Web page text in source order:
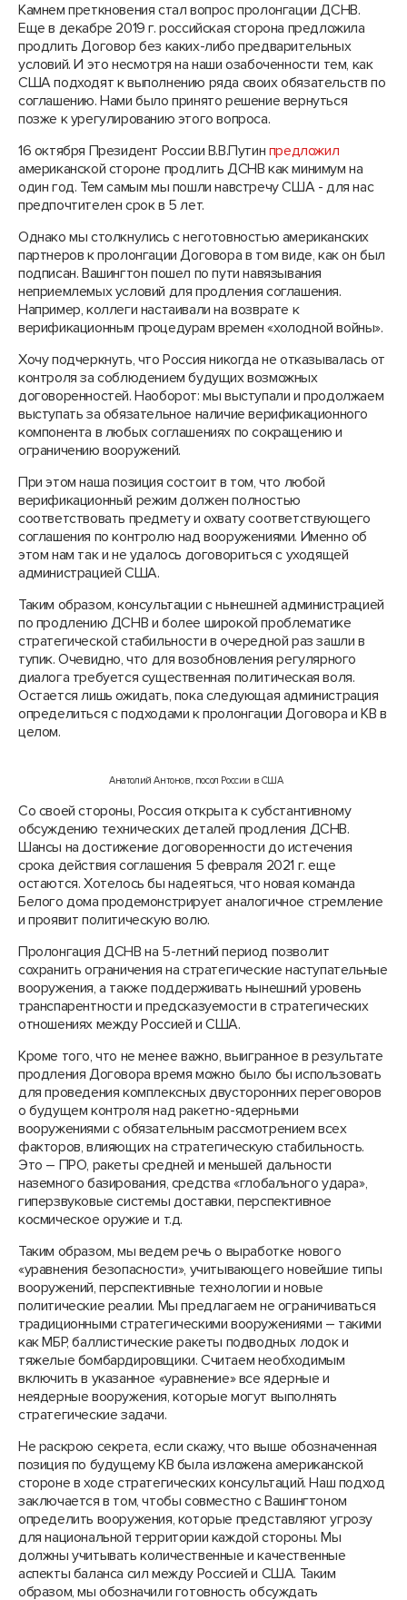
Камнем преткновения стал вопрос пролонгации ДСНВ.
Еще в декабре 2019 г. российская сторона предложила
продлить Договор без каких-либо предварительных
условий. И это несмотря на наши озабоченности тем, как
США подходят к выполнению ряда своих обязательств по
соглашению. Нами было принято решение вернуться
позже к урегулированию этого вопроса.
16 октября Президент России В.В.Путин предложил
американской стороне продлить ДСНВ как минимум на
один год. Тем самым мы пошли навстречу США - для нас
предпочтителен срок в 5 лет.
Однако мы столкнулись с неготовностью американских
партнеров к пролонгации Договора в том виде, как он был
подписан. Вашингтон пошел по пути навязывания
неприемлемых условий для продления соглашения.
Например, коллеги настаивали на возврате к
верификационным процедурам времен «холодной войны».
Хочу подчеркнуть, что Россия никогда не отказывалась от
контроля за соблюдением будущих возможных
договоренностей. Наоборот: мы выступали и продолжаем
выступать за обязательное наличие верификационного
компонента в любых соглашениях по сокращению и
ограничению вооружений.
При этом наша позиция состоит в том, что любой
верификационный режим должен полностью
соответствовать предмету и охвату соответствующего
соглашения по контролю над вооружениями. Именно об
этом нам так и не удалось договориться с уходящей
администрацией США.
Таким образом, консультации с нынешней администрацией
по продлению ДСНВ и более широкой проблематике
стратегической стабильности в очередной раз зашли в
тупик. Очевидно, что для возобновления регулярного
диалога требуется существенная политическая воля.
Остается лишь ожидать, пока следующая администрация
определиться с подходами к пролонгации Договора и КВ в
целом.
Анатолий Антонов, посол России в США
Со своей стороны, Россия открыта к субстантивному
обсуждению технических деталей продления ДСНВ.
Шансы на достижение договоренности до истечения
срока действия соглашения 5 февраля 2021 г. еще
остаются. Хотелось бы надеяться, что новая команда
Белого дома продемонстрирует аналогичное стремление
и проявит политическую волю.
Пролонгация ДСНВ на 5-летний период позволит
сохранить ограничения на стратегические наступательные
вооружения, а также поддерживать нынешний уровень
транспарентности и предсказуемости в стратегических
отношениях между Россией и США.
Кроме того, что не менее важно, выигранное в результате
продления Договора время можно было бы использовать
для проведения комплексных двусторонних переговоров
о будущем контроля над ракетно-ядерными
вооружениями с обязательным рассмотрением всех
факторов, влияющих на стратегическую стабильность.
Это – ПРО, ракеты средней и меньшей дальности
наземного базирования, средства «глобального удара»,
гиперзвуковые системы доставки, перспективное
космическое оружие и т.д.
Таким образом, мы ведем речь о выработке нового
«уравнения безопасности», учитывающего новейшие типы
вооружений, перспективные технологии и новые
политические реалии. Мы предлагаем не ограничиваться
традиционными стратегическими вооружениями – такими
как МБР, баллистические ракеты подводных лодок и
тяжелые бомбардировщики. Считаем необходимым
включить в указанное «уравнение» все ядерные и
неядерные вооружения, которые могут выполнять
стратегические задачи.
Не раскрою секрета, если скажу, что выше обозначенная
позиция по будущему КВ была изложена американской
стороне в ходе стратегических консультаций. Наш подход
заключается в том, чтобы совместно с Вашингтоном
определить вооружения, которые представляют угрозу
для национальной территории каждой стороны. Мы
должны учитывать количественные и качественные
аспекты баланса сил между Россией и США. Таким
образом, мы обозначили готовность обсуждать